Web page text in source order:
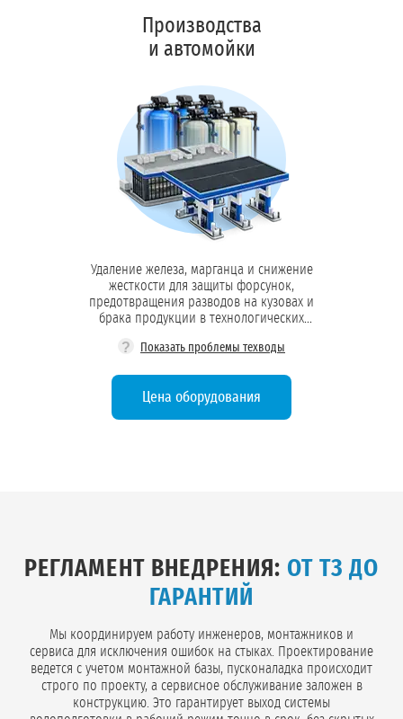
Обеззараживание:
Производства
и автомойки
Удаление железа, марганца и снижение
жесткости для защиты форсунок,
предотвращения разводов на кузовах и
брака продукции в технологических
? Показать проблемы техводы
Обезжелезивание:
Стабилизация состава:
Цена оборудования
РЕГЛАМЕНТ ВНЕДРЕНИЯ: ОТ ТЗ ДО
ГАРАНТИЙ
Мы координируем работу инженеров, монтажников и
сервиса для исключения ошибок на стыках. Проектирование
ведется с учетом монтажной базы, пусконаладка происходит
строго по проекту, а сервисное обслуживание заложен в
конструкцию. Это гарантирует выход системы